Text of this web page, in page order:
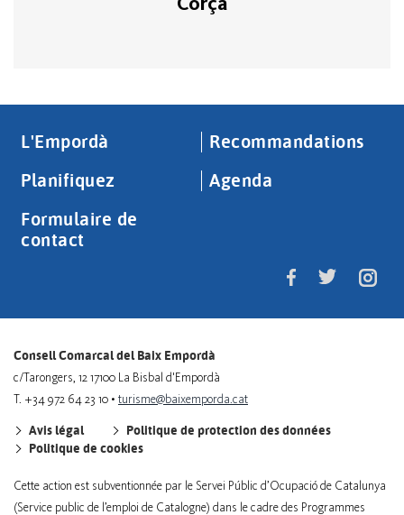
L'Empordà
Recommandations
Planifiquez
Agenda
Formulaire de
contact
Consell Comarcal del Baix Empordà
c/Tarongers, 12 17100 La Bisbal d'Empordà
T. +34 972 64 23 10 • turisme@baixemporda.cat
Avis légal
Politique de protection des données
Politique de cookies
Cette action est subventionnée par le Servei Públic d’Ocupació de Catalunya
(Service public de l’emploi de Catalogne) dans le cadre des Programmes